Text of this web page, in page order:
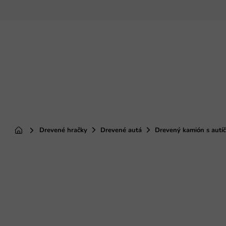
DomovDrevené hračky Drevené autá Drevený kamión s